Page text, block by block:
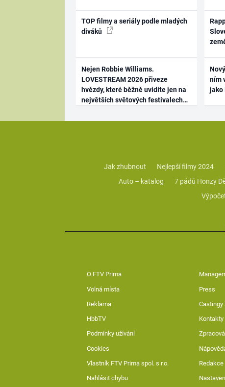
TOP filmy a seriály podle mladých
diváků
Nejen Robbie Williams.
LOVESTREAM 2026 přiveze
hvězdy, které běžně uvidíte jen na
největších světových festivalech
ním
jako
Jak zhubnout Nejlepší filmy 2024
Auto – katalog
7 pádů Honzy
O FTV Prima
Volná místa Press
Reklama Castingy
HbbTV Kontakty
Podmínky užívání
Cookies
Vlastník FTV Prima spol. s r.o. Redakce
Nahlásit chybu